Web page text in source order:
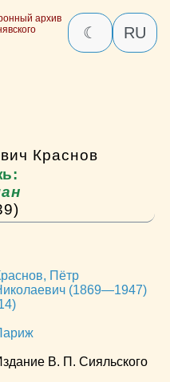
архив
☾ RU
Краснов
Пётр
(1869—1947)
В. П. Сияльского